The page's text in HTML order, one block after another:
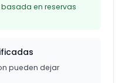
en reservas
pueden dejar